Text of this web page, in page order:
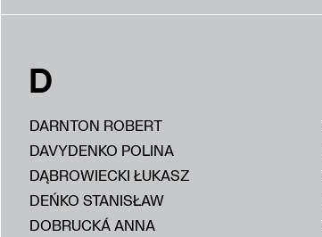
D
DARNTON ROBERT
DAVYDENKO POLINA
DĄBROWIECKI ŁUKASZ
DEŃKO STANISŁAW
DOBRUCKÁ ANNA